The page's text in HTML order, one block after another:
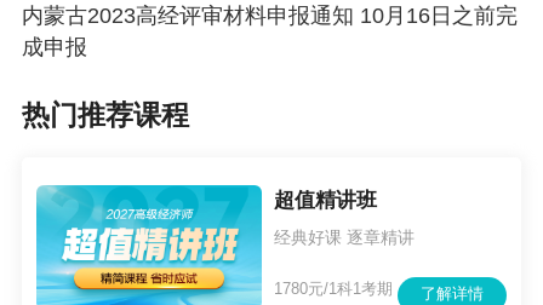
内蒙古2023高经评审材料申报通知 10月16日之前完
成申报
热门推荐课程
超值精讲班
经典好课 逐章精讲
了解详情
1780元/1科1考期